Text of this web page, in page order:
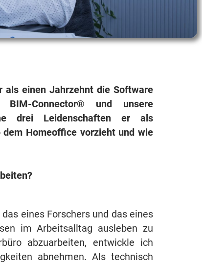
als einen Jahrzehnt die Software
Connector® und unsere
drei Leidenschaften er als
Homeoffice vorzieht und wie
eines Forschers und das eines
im Arbeitsalltag ausleben zu
abzuarbeiten, entwickle ich
abnehmen. Als technisch